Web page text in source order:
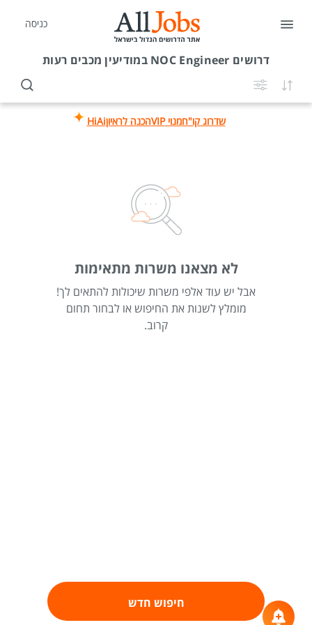
כניסה
דרושים NOC Engineer במודיעין מכבים רעות
שדרוג קו"חמנוי VIP הכנה לראיוןHiAi
לא מצאנו משרות מתאימות
אבל יש עוד אלפי משרות שיכולות להתאים לך!
מומלץ לשנות את החיפוש או לבחור תחום
קרוב.
חיפוש חדש